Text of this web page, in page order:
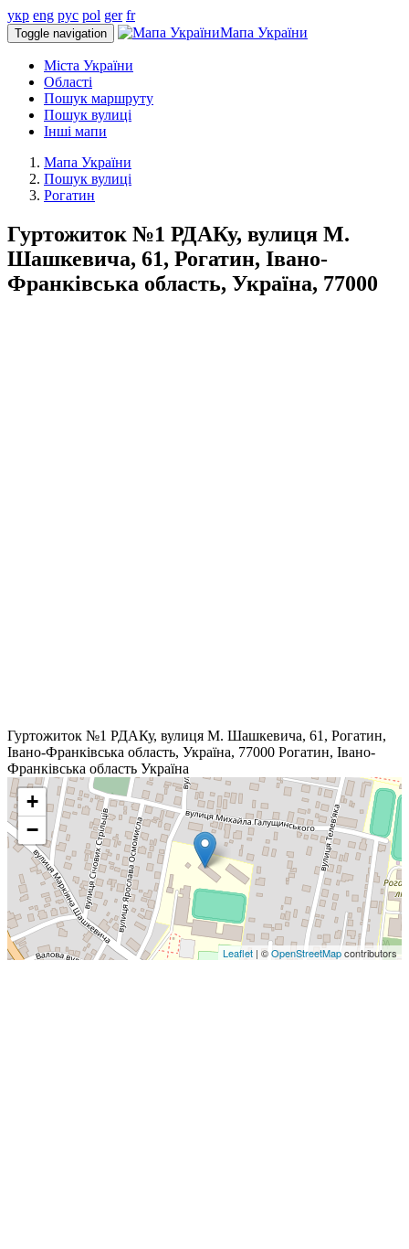
укр eng рус pol ger fr
Toggle navigation Мапа України
Міста України
Області
Пошук маршруту
Пошук вулиці
Інші мапи
Мапа України
Пошук вулиці
Рогатин
Гуртожиток №1 РДАКу, вулиця М.
Шашкевича, 61, Рогатин, Івано-
Франківська область, Україна, 77000
Гуртожиток №1 РДАКу, вулиця М. Шашкевича, 61, Рогатин,
Івано-Франківська область, Україна, 77000 Рогатин, Івано-
Франківська область Україна
+
−
Leaflet | ©OpenStreetMapcontributors